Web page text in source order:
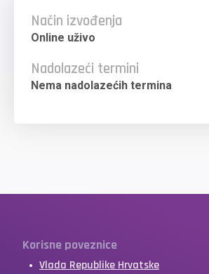
Način izvođenja
Online uživo
Nadolazeći termini
Nema nadolazećih termina
Korisne poveznice
Vlada Republike Hrvatske